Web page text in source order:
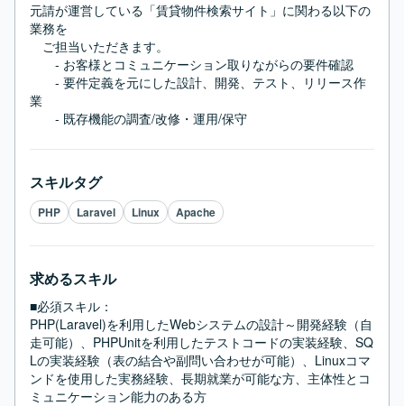
元請が運営している「賃貸物件検索サイト」に関わる以下の
業務を
ご担当いただきます。
- お客様とコミュニケーション取りながらの要件確認
- 要件定義を元にした設計、開発、テスト、リリース作
業
- 既存機能の調査/改修・運用/保守
スキルタグ
PHP Laravel Linux Apache
求めるスキル
■必須スキル：
PHP(Laravel)を利用したWebシステムの設計～開発経験（自
走可能）、PHPUnitを利用したテストコードの実装経験、SQ
Lの実装経験（表の結合や副問い合わせが可能）、Linuxコマ
ンドを使用した実務経験、長期就業が可能な方、主体性とコ
ミュニケーション能力のある方